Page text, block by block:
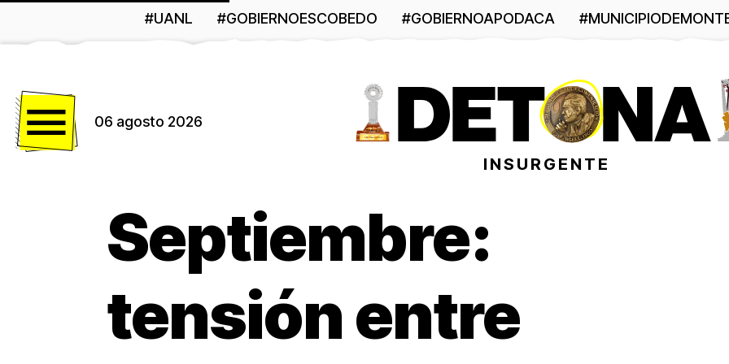
#UANL #GOBIERNOESCOBEDO #GOBIERNOAPODACA
06 agosto 2026
INSURGENTE
Septiembre:
tensión entre